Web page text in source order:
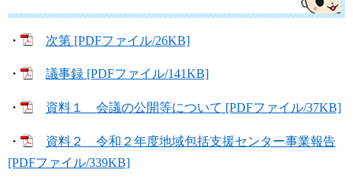
・ 次第 [PDFファイル/26KB]
・ 議事録 [PDFファイル/141KB]
・ 資料１ 会議の公開等について [PDFファイル/37KB]
・
資料２ 令和２年度地域包括支援センター事業報告
[PDFファイル/339KB]